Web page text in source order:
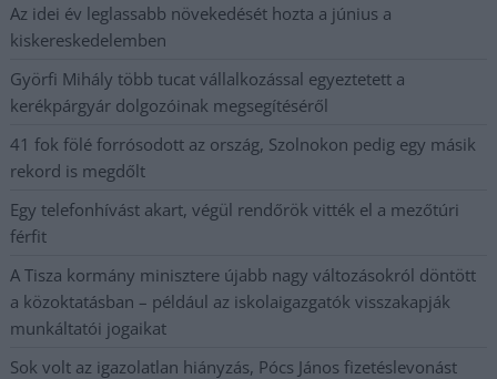
Az idei év leglassabb növekedését hozta a június a
kiskereskedelemben
Györfi Mihály több tucat vállalkozással egyeztetett a
kerékpárgyár dolgozóinak megsegítéséről
41 fok fölé forrósodott az ország, Szolnokon pedig egy másik
rekord is megdőlt
Egy telefonhívást akart, végül rendőrök vitték el a mezőtúri
férfit
A Tisza kormány minisztere újabb nagy változásokról döntött
a közoktatásban – például az iskolaigazgatók visszakapják
munkáltatói jogaikat
Sok volt az igazolatlan hiányzás, Pócs János fizetéslevonást